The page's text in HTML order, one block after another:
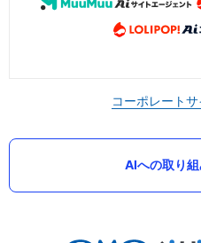
コーポレートサ
AIへの取り